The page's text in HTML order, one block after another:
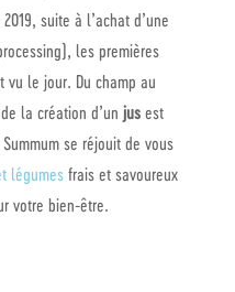
suite à l’achat d’une
les premières
vu le jour. Du champ au
la création d’unjus est
Summum se réjouit de vous
légumesfrais et savoureux
votre bien-être.